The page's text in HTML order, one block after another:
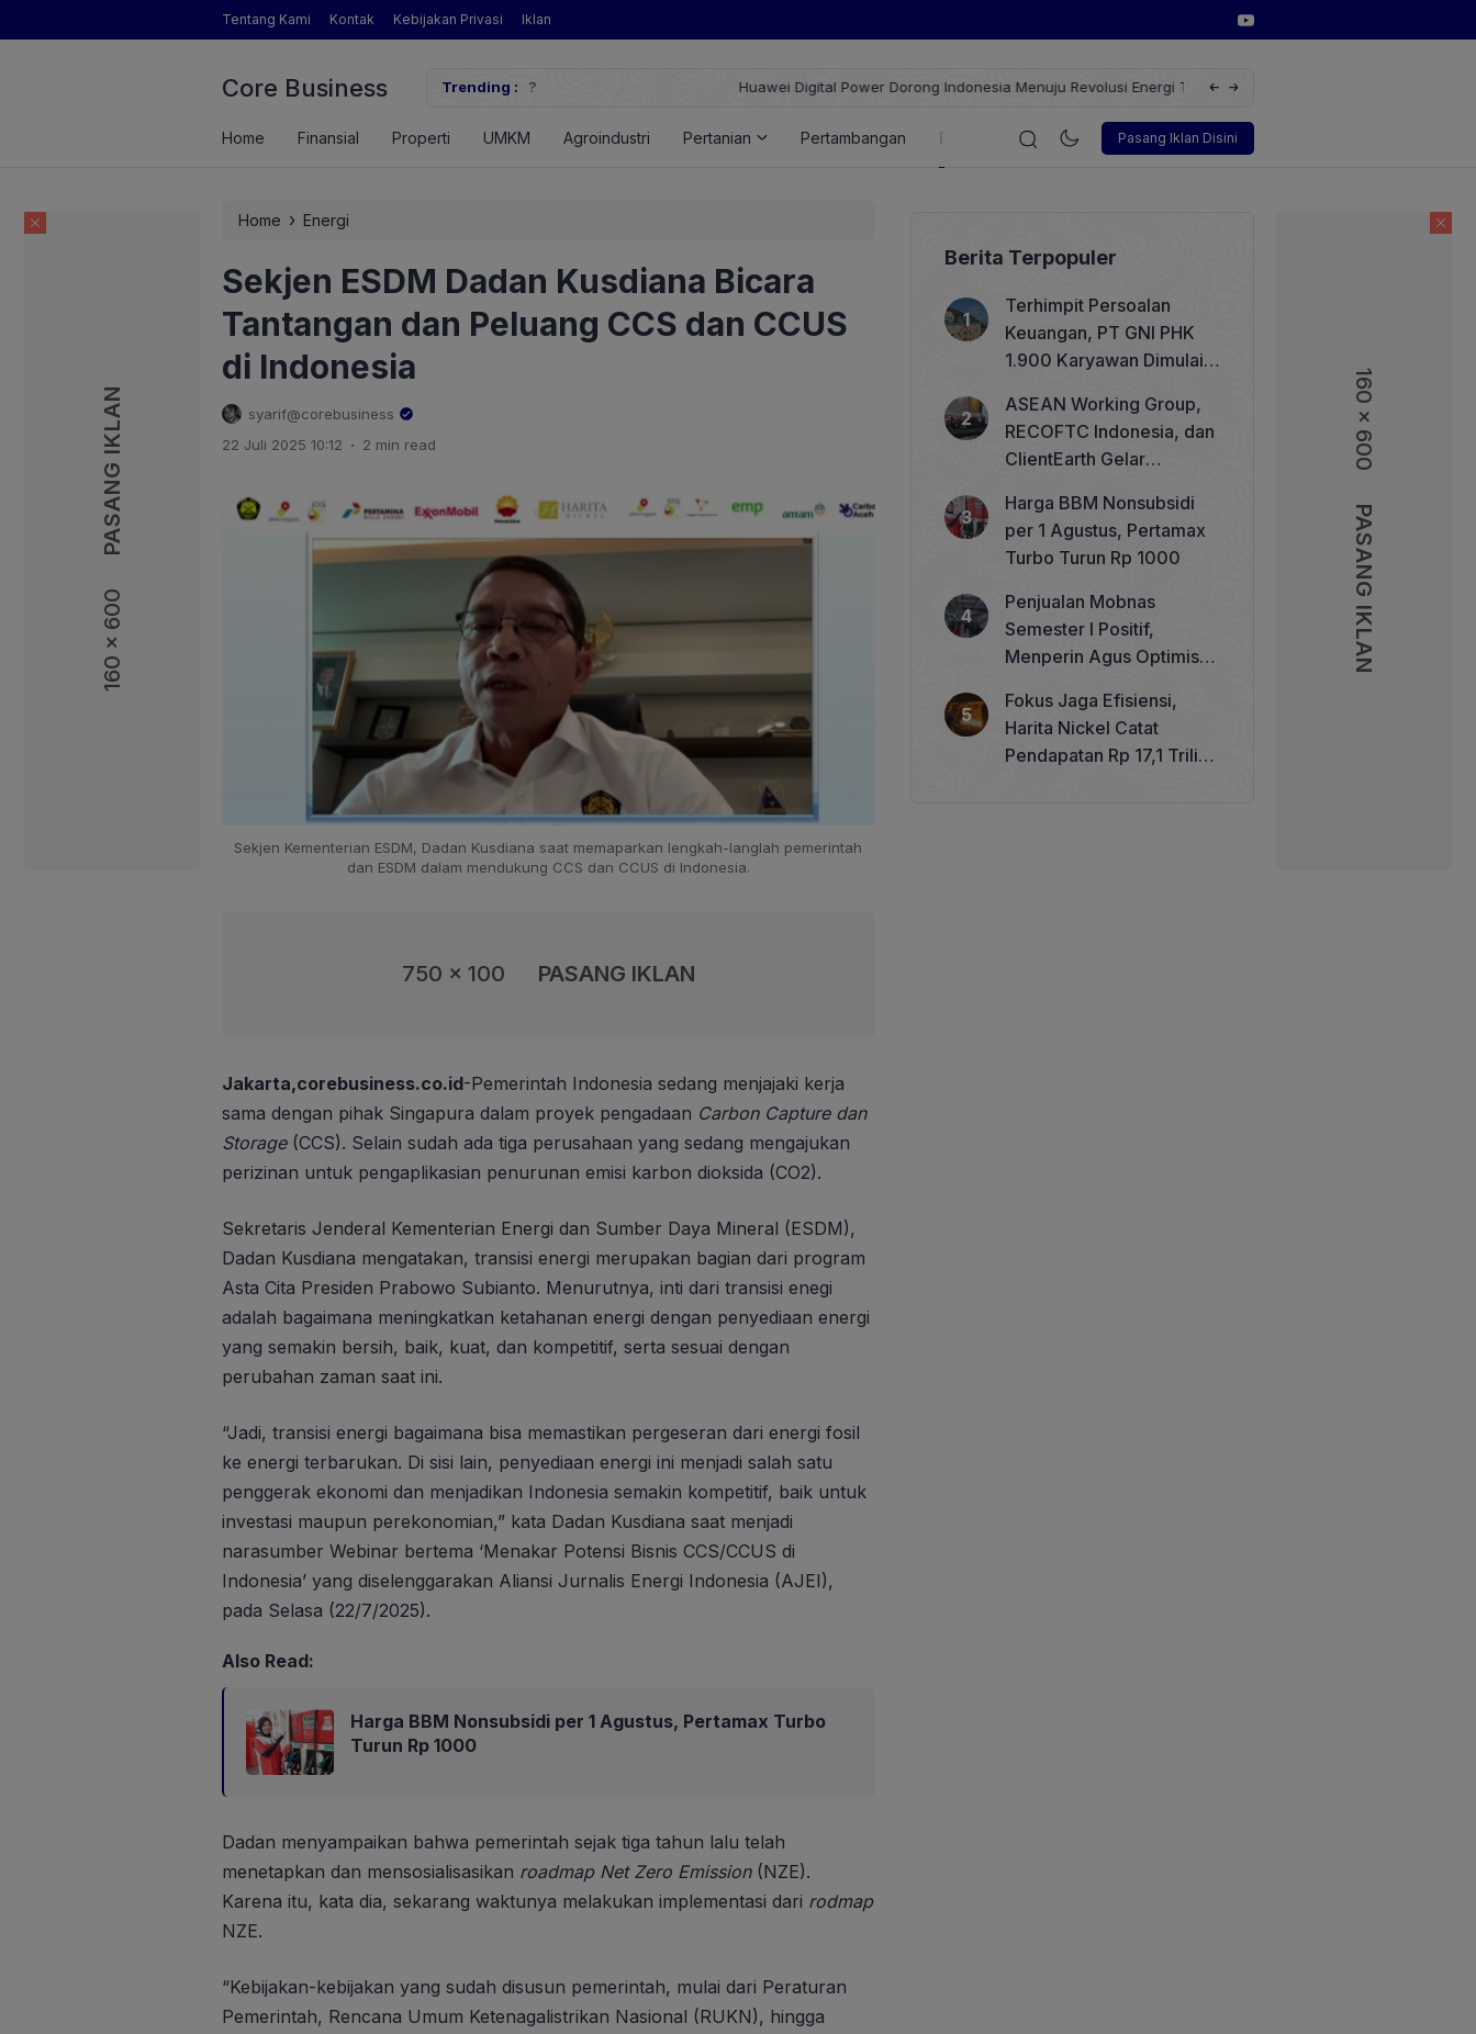
160 x 600
PASANG IKLAN 160 x 600
PASANG IKLAN
Tentang Kami Kontak Kebijakan Privasi Iklan
Core Business Trending :
Pertanian yang Dimaksud Mentan Amran?
Huawei Digital Power Dorong Indonesia Menuju Revolusi Energi Terbarukan dengan Solusi
Wakil Direktur Utama PT Pelindo,
Pasang Iklan Disini
Home Finansial Properti UMKM Agroindustri Pertanian Pertambangan Energi Korporasi Teknologi Otomotif
160 x 600
PASANG IKLAN
Home › Energi
Sekjen ESDM Dadan Kusdiana Bicara
Tantangan dan Peluang CCS dan CCUS
di Indonesia
syarif@corebusiness
22 Juli 2025 10:12 . 2 min read
Sekjen Kementerian ESDM, Dadan Kusdiana saat memaparkan lengkah-langlah pemerintah
dan ESDM dalam mendukung CCS dan CCUS di Indonesia.
750 x 100 PASANG IKLAN
Jakarta,corebusiness.co.id-Pemerintah Indonesia sedang menjajaki kerja
sama dengan pihak Singapura dalam proyek pengadaan Carbon Capture dan
Storage (CCS). Selain sudah ada tiga perusahaan yang sedang mengajukan
perizinan untuk pengaplikasian penurunan emisi karbon dioksida (CO2).
Sekretaris Jenderal Kementerian Energi dan Sumber Daya Mineral (ESDM),
Dadan Kusdiana mengatakan, transisi energi merupakan bagian dari program
Asta Cita Presiden Prabowo Subianto. Menurutnya, inti dari transisi enegi
adalah bagaimana meningkatkan ketahanan energi dengan penyediaan energi
yang semakin bersih, baik, kuat, dan kompetitif, serta sesuai dengan
perubahan zaman saat ini.
“Jadi, transisi energi bagaimana bisa memastikan pergeseran dari energi fosil
ke energi terbarukan. Di sisi lain, penyediaan energi ini menjadi salah satu
penggerak ekonomi dan menjadikan Indonesia semakin kompetitif, baik untuk
investasi maupun perekonomian,” kata Dadan Kusdiana saat menjadi
narasumber Webinar bertema ‘Menakar Potensi Bisnis CCS/CCUS di
Indonesia’ yang diselenggarakan Aliansi Jurnalis Energi Indonesia (AJEI),
pada Selasa (22/7/2025).
Also Read:
Harga BBM Nonsubsidi per 1 Agustus, Pertamax Turbo
Turun Rp 1000
Dadan menyampaikan bahwa pemerintah sejak tiga tahun lalu telah
menetapkan dan mensosialisasikan roadmap Net Zero Emission(NZE).
Karena itu, kata dia, sekarang waktunya melakukan implementasi dari rodmap
NZE.
“Kebijakan-kebijakan yang sudah disusun pemerintah, mulai dari Peraturan
Pemerintah, Rencana Umum Ketenagalistrikan Nasional (RUKN), hingga
Berita Terpopuler
Terhimpit Persoalan
Keuangan, PT GNI PHK
1.900 Karyawan Dimulai 5
ASEAN Working Group,
RECOFTC Indonesia, dan
ClientEarth Gelar
Memperkuat Tata Kelola
Perhutanan Sosial
Harga BBM Nonsubsidi
per 1 Agustus, Pertamax
Turbo Turun Rp 1000
Penjualan Mobnas
Semester I Positif,
Menperin Agus Optimistis
Fokus Jaga Efisiensi,
Harita Nickel Catat
Pendapatan Rp 17,1 Triliun